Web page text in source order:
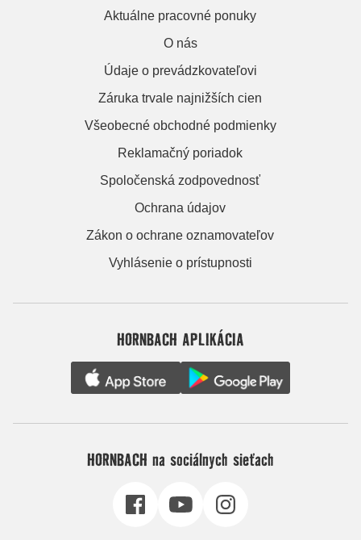
Aktuálne pracovné ponuky
O nás
Údaje o prevádzkovateľovi
Záruka trvale najnižších cien
Všeobecné obchodné podmienky
Reklamačný poriadok
Spoločenská zodpovednosť
Ochrana údajov
Zákon o ochrane oznamovateľov
Vyhlásenie o prístupnosti
HORNBACH APLIKÁCIA
HORNBACH na sociálnych sieťach